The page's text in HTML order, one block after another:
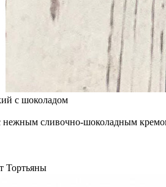
с шоколадом
нежным сливочно-шоколадным
Тортьяны